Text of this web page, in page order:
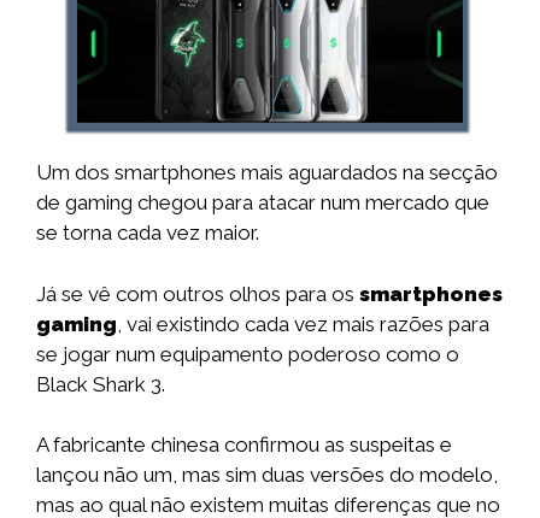
Um dos smartphones mais aguardados na secção
de gaming chegou para atacar num mercado que
se torna cada vez maior.
Já se vê com outros olhos para os smartphones
gaming , vai existindo cada vez mais razões para
se jogar num equipamento poderoso como o
Black Shark 3.
A fabricante chinesa confirmou as suspeitas e
lançou não um, mas sim duas versões do modelo,
mas ao qual não existem muitas diferenças que no